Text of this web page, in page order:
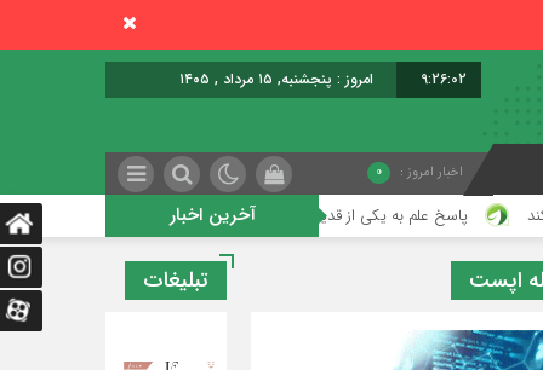
9:26:03 برابر با : Thursday - 6 August - 2026
اخبار امروز : 0
آخرین اخبار
به یکی از قدیمی‌ترین پرسش‌های بشر؛ مغز چگونه تصمیم می‌گیرد عاشق چه کسی
اپست تبلیغات